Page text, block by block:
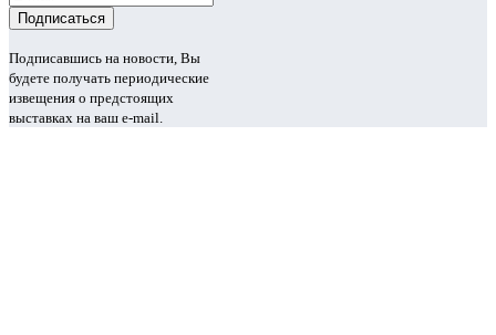
Подписавшись на новости, Вы
будете получать периодические
извещения о предстоящих
выставках на ваш e-mail.